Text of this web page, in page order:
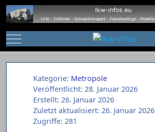
Mobile Menu Toggle
Kategorie: Metropole
Veröffentlicht: 28. Januar 2026
Erstellt: 26. Januar 2026
Zuletzt aktualisiert: 26. Januar 2026
Zugriffe: 281